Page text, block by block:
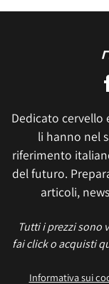
Dedicato
li hanno nel
riferimento
del futuro.
articoli,
Tutti i prezzi sono
fai click o acquisti
Informativa sui